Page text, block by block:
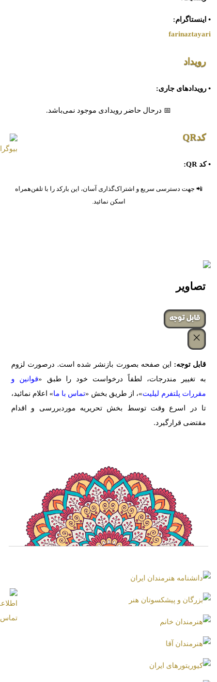
• اینستاگرام:
farinaztayari
رویداد
• رویدادهای جاری:
📅 درحال حاضر رویدادی موجود نمی‌باشد.
کدQR
• کد QR:
📲 جهت دسترسی سریع و اشتراک‌گذاری آسان، این بارکد را با تلفن‌همراه
اسکن نمائید.
تصاویر
‌قابل توجه
قابل توجه: این صفحه بصورت بازنشر شده است. درصورت لزوم
به تغییر مندرجات، لطفاً درخواست خود را طبق «قوانین و
مقررات پلتفرم لیلیت»، از طریق بخش «تماس با ما» اعلام نمائید،
تا در اسرع وقت توسط بخش تحریریه موردبررسی و اقدام
مقتضی قرارگیرد.